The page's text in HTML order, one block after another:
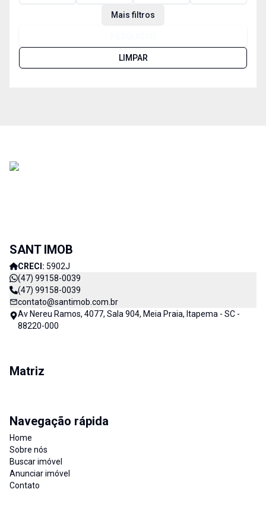
Mais filtros
LIMPAR
SANT IMOB
CRECI: 5902J
(47) 99158-0039
(47) 99158-0039
contato@santimob.com.br
Av Nereu Ramos, 4077, Sala 904, Meia Praia, Itapema - SC -
88220-000
Matriz
Navegação rápida
Home
Sobre nós
Buscar imóvel
Anunciar imóvel
Contato